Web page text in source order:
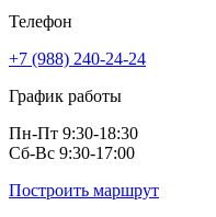
Телефон
+7 (988) 240-24-24
График работы
Пн-Пт 9:30-18:30
Сб-Вс 9:30-17:00
Построить маршрут